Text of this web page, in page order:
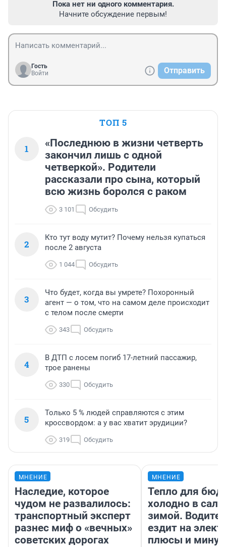
Пока нет ни одного комментария.
Начните обсуждение первым!
Гость
Войти
Отправить
ТОП 5
1
«Последнюю в жизни четверть
закончил лишь с одной
четверкой». Родители
рассказали про сына, который
всю жизнь боролся с раком
3 101 Обсудить
2
Кто тут воду мутит? Почему нельзя купаться
после 2 августа
1 044 Обсудить
3
Что будет, когда вы умрете? Похоронный
агент — о том, что на самом деле происходит
с телом после смерти
343 Обсудить
4
В ДТП с лосем погиб 17-летний пассажир,
трое ранены
330 Обсудить
5
Только 5 % людей справляются с этим
кроссвордом: а у вас хватит эрудиции?
319 Обсудить
МНЕНИЕ
Наследие, которое
чудом не развалилось:
транспортный эксперт
разнес миф о «вечных»
советских дорогах
МНЕНИЕ
Тепло для
холодно в
зимой.
ездит на
плюсы и